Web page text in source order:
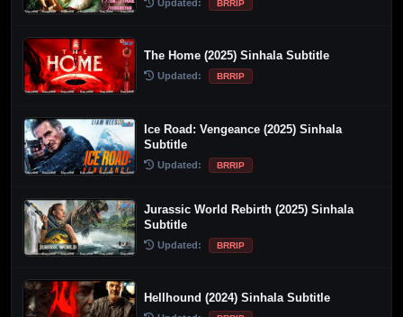
Updated: BRRIP
The Home (2025) Sinhala Subtitle
Updated: BRRIP
Ice Road: Vengeance (2025) Sinhala
Subtitle
Updated: BRRIP
Jurassic World Rebirth (2025) Sinhala
Subtitle
Updated: BRRIP
Hellhound (2024) Sinhala Subtitle